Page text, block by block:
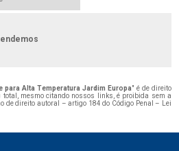
para Alta Temperatura Jardim Europa" é de direito
total, mesmo citando nossos links, é proibida sem a
de direito autoral – artigo 184 do Código Penal –
Lei